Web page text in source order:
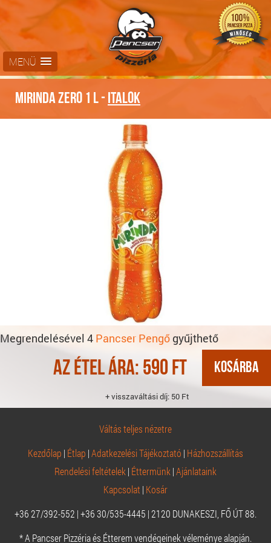
MENÜ
Mirinda zero 1 L - Italok
Megrendelésével 4 Pancser Pengő gyűjthető
Az étel ára: 590Ft
+ visszaváltási díj: 50 Ft
Váltás teljes nézetre
Kezdőlap | Étlap |Adatkezelési Tájékoztató | Házhozszállítás
Rendelési feltételek | Éttermünk |Ajánlataink
Kapcsolat | Kosár
+36 27/392-552 | +36 30/535-4445 | 2120 DUNAKESZI, FŐ ÚT 88.
* A Pancser Pizzéria és Étterem vendégeinek véleménye alapján.